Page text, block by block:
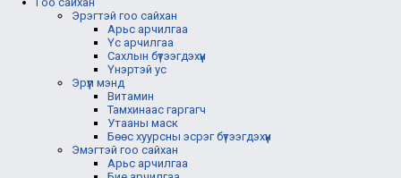
Эрэгтэй гоо сайхан
Арьс арчилгаа
Үс арчилгаа
Сахлын бүтээгдэхүүн
Үнэртэй ус
Эрүүл мэнд
Витамин
Тамхинаас гаргагч
Утааны маск
Бөөс хуурсны эсрэг бүтээгдэхүүн
Эмэгтэй гоо сайхан
Арьс арчилгаа